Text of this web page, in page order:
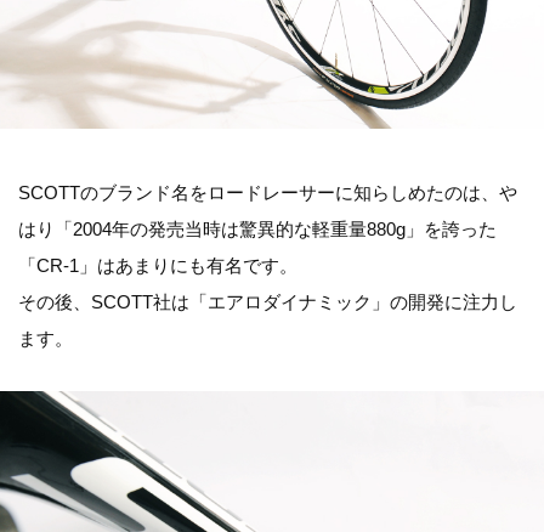
SCOTTのブランド名をロードレーサーに知らしめたのは、や
はり「2004年の発売当時は驚異的な軽重量880g」を誇った
「CR-1」はあまりにも有名です。
その後、SCOTT社は「エアロダイナミック」の開発に注力し
ます。